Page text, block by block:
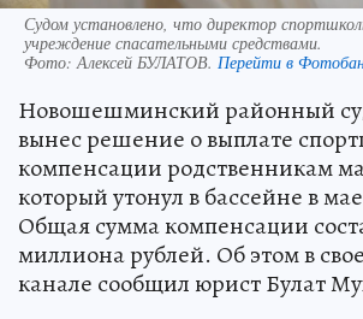
Судом установлено, что директор
учреждение спасательными средствами.
Фото:Алексей БУЛАТОВ. Перейти в
Новошешминский районный
вынес решение о выплате
компенсации родственникам
который утонул в бассейне в
Общая сумма компенсации
миллиона рублей. Об этом в
канале сообщил юрист Булат